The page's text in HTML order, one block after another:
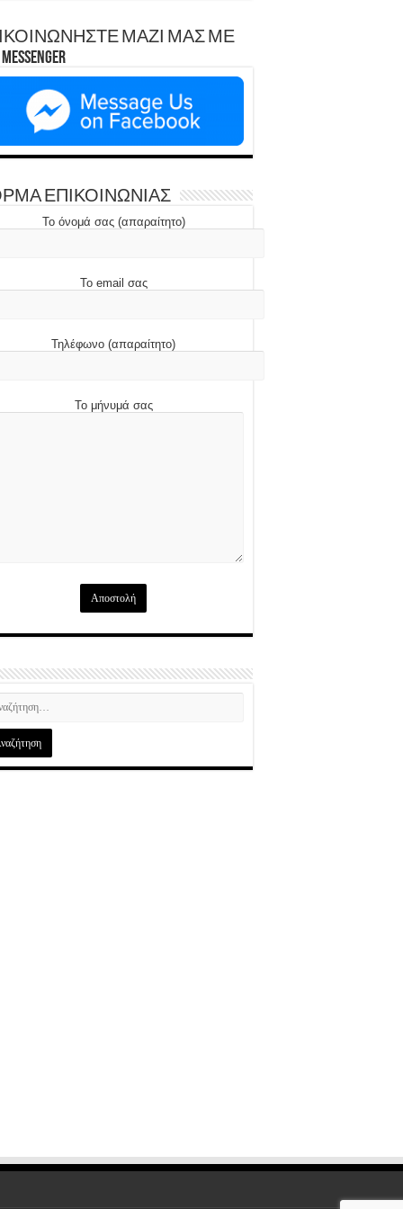
ΜΑΖΙ ΜΑΣ ΜΕ
ΕΠΙΚΟΙΝΩΝΙΑΣ
Το όνομά σας (απαραίτητο)
Το email σας
Τηλέφωνο (απαραίτητο)
Το μήνυμά σας